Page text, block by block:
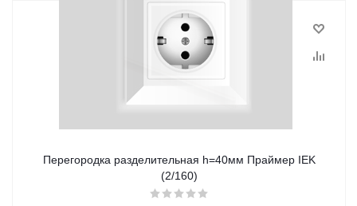
Перегородка разделительная h=40мм Праймер IEK
(2/160)